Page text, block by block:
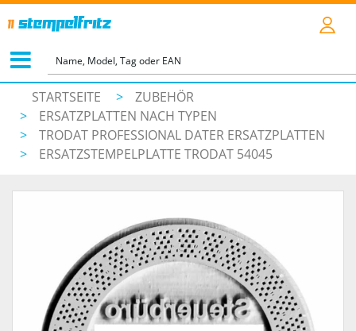
STARTSEITE >
ZUBEHÖR
>
ERSATZPLATTEN NACH TYPEN
>
TRODAT PROFESSIONAL DATER ERSATZPLATTEN
>
ERSATZSTEMPELPLATTE TRODAT 54045